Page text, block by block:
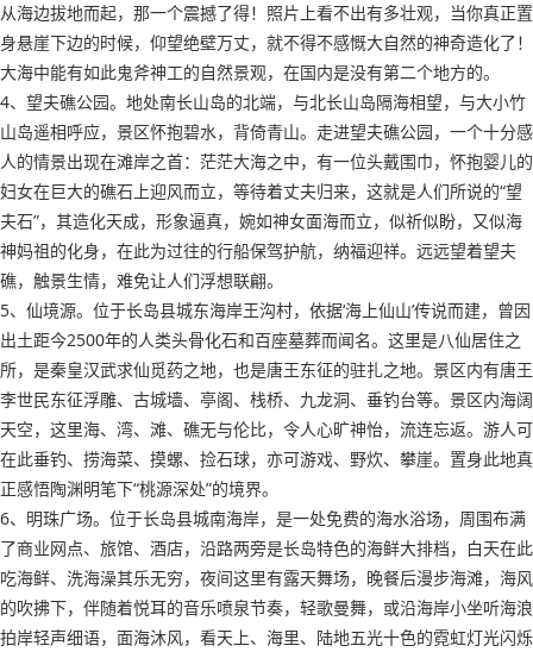
从海边拔地而起，那一个震撼了得！照片上看不出有多壮观，当你真正置
身悬崖下边的时候，仰望绝壁万丈，就不得不感慨大自然的神奇造化了！
大海中能有如此鬼斧神工的自然景观，在国内是没有第二个地方的。
4、望夫礁公园。地处南长山岛的北端，与北长山岛隔海相望，与大小竹
山岛遥相呼应，景区怀抱碧水，背倚青山。走进望夫礁公园，一个十分感
人的情景出现在滩岸之首：茫茫大海之中，有一位头戴围巾，怀抱婴儿的
妇女在巨大的礁石上迎风而立，等待着丈夫归来，这就是人们所说的“望
夫石”，其造化天成，形象逼真，婉如神女面海而立，似祈似盼，又似海
神妈祖的化身，在此为过往的行船保驾护航，纳福迎祥。远远望着望夫
礁，触景生情，难免让人们浮想联翩。
5、仙境源。位于长岛县城东海岸王沟村，依据‘海上仙山’传说而建，曾因
出土距今2500年的人类头骨化石和百座墓葬而闻名。这里是八仙居住之
所，是秦皇汉武求仙觅药之地，也是唐王东征的驻扎之地。景区内有唐王
李世民东征浮雕、古城墙、亭阁、栈桥、九龙洞、垂钓台等。景区内海阔
天空，这里海、湾、滩、礁无与伦比，令人心旷神怡，流连忘返。游人可
在此垂钓、捞海菜、摸螺、捡石球，亦可游戏、野炊、攀崖。置身此地真
正感悟陶渊明笔下“桃源深处”的境界。
6、明珠广场。位于长岛县城南海岸，是一处免费的海水浴场，周围布满
了商业网点、旅馆、酒店，沿路两旁是长岛特色的海鲜大排档，白天在此
吃海鲜、洗海澡其乐无穷，夜间这里有露天舞场，晚餐后漫步海滩，海风
的吹拂下，伴随着悦耳的音乐喷泉节奏，轻歌曼舞，或沿海岸小坐听海浪
拍岸轻声细语，面海沐风，看天上、海里、陆地五光十色的霓虹灯光闪烁